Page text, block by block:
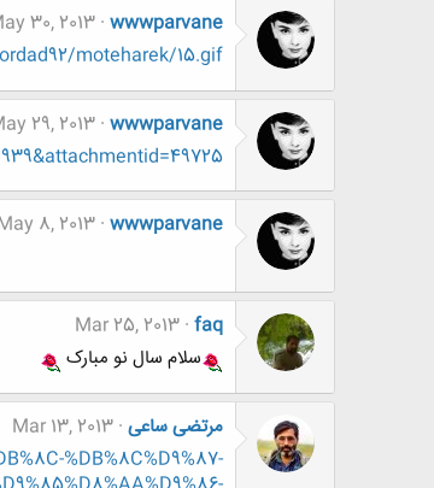
wwwparvane
30, 2013
moteharek/15.gif
wwwparvane
29, 2013
wwwparvane
8, 2013
faq
Mar 25, 2013
سلام سال نو مبارک
مرتضی ساعی Mar 13, 2013
%DB%8C%D9%87-